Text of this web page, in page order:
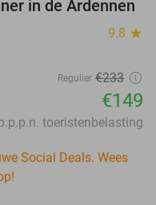
in de Ardennen
9.8 star
Regulier €233
€149
toeristenbelasting
Social Deals. Wees